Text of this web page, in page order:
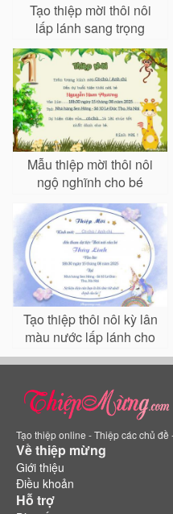
Tạo thiệp mời thôi nôi
lấp lánh sang trọng
Mẫu thiệp mời thôi nôi
ngộ nghĩnh cho bé
Tạo thiệp thôi nôi kỳ lân
màu nước lấp lánh cho
bé
Tạo thiệp online - Thiệp các chủ đề
Về thiệp mừng
Giới thiệu
Điều khoản
Hỗ trợ